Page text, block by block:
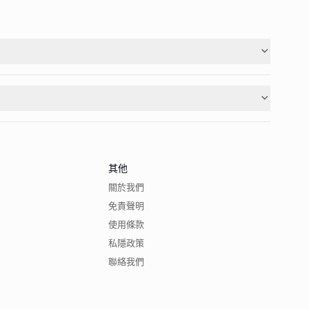
其他
關於我們
免責聲明
使用條款
私隱政策
聯絡我們